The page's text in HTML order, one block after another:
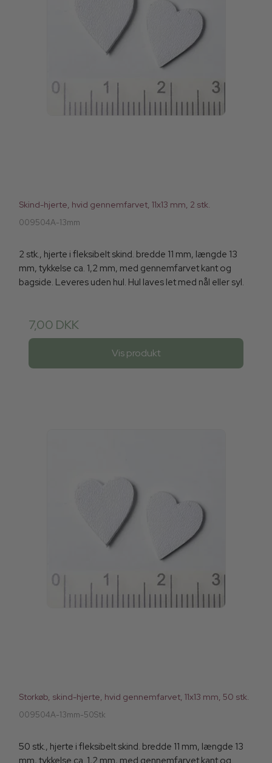
Skind-hjerte, hvid gennemfarvet, 11x13 mm, 2 stk.
009504A-13mm
2 stk., hjerte i fleksibelt skind. bredde 11 mm, længde 13
mm, tykkelse ca. 1,2 mm, med gennemfarvet kant og
bagside. Leveres uden hul. Hul laves let med nål eller syl.
7,00 DKK
Vis produkt
Storkøb, skind-hjerte, hvid gennemfarvet, 11x13 mm, 50 stk.
009504A-13mm-50Stk
50 stk., hjerte i fleksibelt skind. bredde 11 mm, længde 13